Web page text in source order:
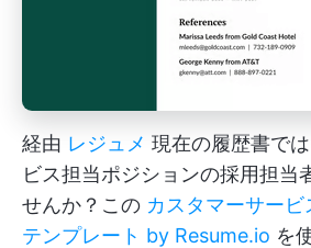
経由 レジュメ 現在の履歴書で
ビス担当ポジションの採用担当
せんか？この カスタマーサー
テンプレート by Resume.io を